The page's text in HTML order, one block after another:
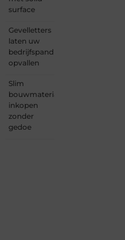
surface
Gevelletters
laten uw
bedrijfspand
opvallen
Slim
bouwmaterialen
inkopen
zonder
gedoe